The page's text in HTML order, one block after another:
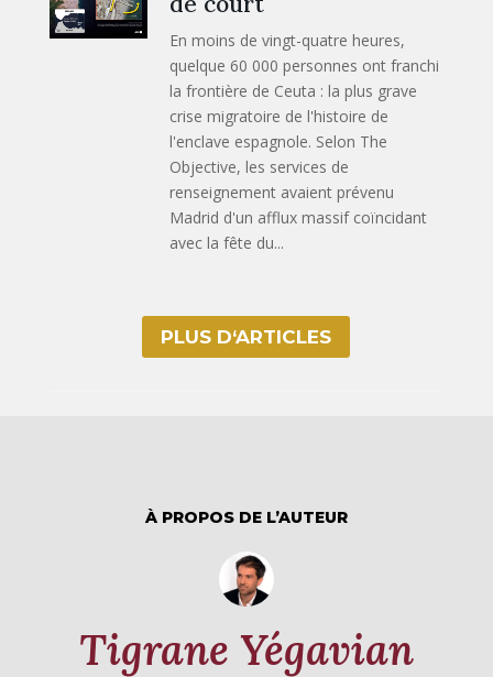
En moins de vingt-quatre heures,
quelque 60 000 personnes ont franchi
la frontière de Ceuta : la plus grave
crise migratoire de l'histoire de
l'enclave espagnole. Selon The
Objective, les services de
renseignement avaient prévenu
Madrid d'un afflux massif coïncidant
avec la fête du...
PLUS D‘ARTICLES
À PROPOS DE L’AUTEUR
Tigrane Yégavian